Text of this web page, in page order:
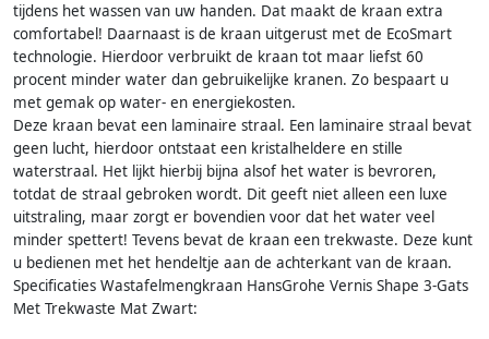
tijdens het wassen van uw handen. Dat maakt de kraan extra
comfortabel! Daarnaast is de kraan uitgerust met de EcoSmart
technologie. Hierdoor verbruikt de kraan tot maar liefst 60
procent minder water dan gebruikelijke kranen. Zo bespaart u
met gemak op water- en energiekosten.
Deze kraan bevat een laminaire straal. Een laminaire straal bevat
geen lucht, hierdoor ontstaat een kristalheldere en stille
waterstraal. Het lijkt hierbij bijna alsof het water is bevroren,
totdat de straal gebroken wordt. Dit geeft niet alleen een luxe
uitstraling, maar zorgt er bovendien voor dat het water veel
minder spettert! Tevens bevat de kraan een trekwaste. Deze kunt
u bedienen met het hendeltje aan de achterkant van de kraan.
Specificaties Wastafelmengkraan HansGrohe Vernis Shape 3-Gats
Met Trekwaste Mat Zwart: